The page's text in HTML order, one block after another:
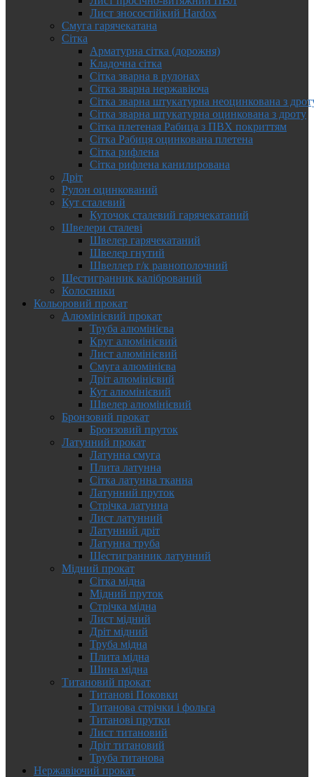
Лист зносостійкий Hardox
Смуга гарячекатана
Сітка
Арматурна сітка (дорожня)
Кладочна сітка
Сітка зварна в рулонах
Сітка зварна нержавіюча
Сітка зварна штукатурна неоцинкована з
Сітка зварна штукатурна оцинкована з дроту
Сітка плетеная Рабица з ПВХ покриттям
Сітка Рабиця оцинкована плетена
Сітка рифлена
Сітка рифлена канилирована
Дріт
Рулон оцинкований
Кут сталевий
Куточок сталевий гарячекатаний
Швелери сталеві
Швелер гарячекатаний
Швелер гнутий
Швеллер г/к равнополочний
Шестигранник калібрований
Колосники
Кольоровий прокат
Алюмінієвий прокат
Труба алюмінієва
Круг алюмінієвий
Лист алюмінієвий
Смуга алюмінієва
Дріт алюмінієвий
Кут алюмінієвий
Швелер алюмінієвий
Бронзовий прокат
Бронзовий пруток
Латунний прокат
Латунна смуга
Плита латунна
Сітка латунна тканна
Латунний пруток
Стрічка латунна
Лист латунний
Латунний дріт
Латунна труба
Шестигранник латунний
Мідний прокат
Сітка мідна
Мідний пруток
Стрічка мідна
Лист мідний
Дріт мідний
Труба мідна
Плита мідна
Шина мідна
Титановий прокат
Титанові Поковки
Титанова стрічки і фольга
Титанові прутки
Лист титановий
Дріт титановий
Труба титанова
Нержавіючий прокат